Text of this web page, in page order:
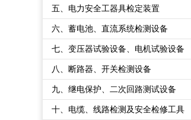
五、电力安全工器具检定装置
六、蓄电池、直流系统检测设备
七、变压器试验设备、电机试验设备
八、断路器、开关检测设备
九、继电保护、二次回路测试设备
十、电缆、线路检测及安全检修工具